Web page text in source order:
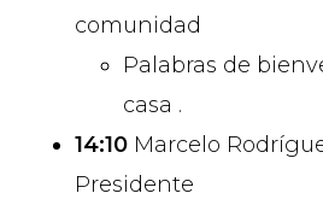
comunidad
Palabras de
casa .
14:10 Marcelo
Presidente